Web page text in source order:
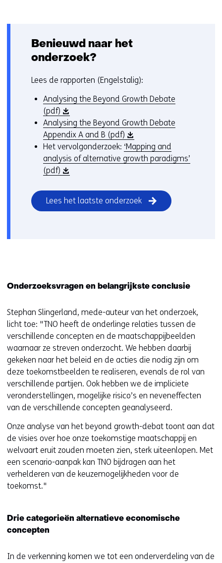
Benieuwd naar het
onderzoek?
Lees de rapporten (Engelstalig):
Analysing the Beyond Growth Debate
(pdf)
o
p
e
n
n
n
t
e
r
)
Analysing the Beyond Growth Debate
Appendix A and B (pdf)
o
p
v
n
s
t
e
r
)
Het vervolgonderzoek: ‘Mapping and
analysis of alternative growth paradigms’
(pdf)
e
e
w
v
e
n
s
t
e
r
)
Lees het laatste onderzoek
Onderzoeksvragen en belangrijkste conclusie
Stephan Slingerland, mede-auteur van het onderzoek,
licht toe: "TNO heeft de onderlinge relaties tussen de
verschillende concepten en de maatschappijbeelden
waarnaar ze streven onderzocht. We hebben daarbij
gekeken naar het beleid en de acties die nodig zijn om
deze toekomstbeelden te realiseren, evenals de rol van
verschillende partijen. Ook hebben we de impliciete
veronderstellingen, mogelijke risico’s en neveneffecten
van de verschillende concepten geanalyseerd.
Onze analyse van het beyond growth-debat toont aan dat
de visies over hoe onze toekomstige maatschappij en
welvaart eruit zouden moeten zien, sterk uiteenlopen. Met
een scenario-aanpak kan TNO bijdragen aan het
verhelderen van de keuzemogelijkheden voor de
toekomst."
Drie categorieën alternatieve economische
concepten
In de verkenning komen we tot een onderverdeling van de